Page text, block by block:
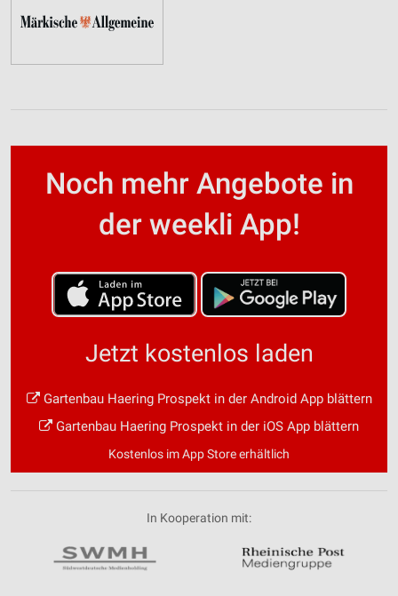
Noch mehr Angebote in
der weekli App!
Jetzt kostenlos laden
Gartenbau Haering Prospekt in der Android App blättern
Gartenbau Haering Prospekt in der iOS App blättern
Kostenlos im App Store erhältlich
In Kooperation mit: